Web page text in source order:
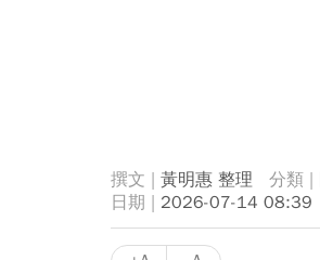
黃明惠 整理
2026-07-14 08:39